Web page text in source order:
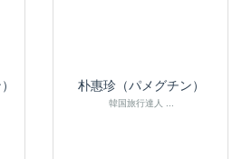
朴惠珍（パメグチン）
韓国旅行達人 ...